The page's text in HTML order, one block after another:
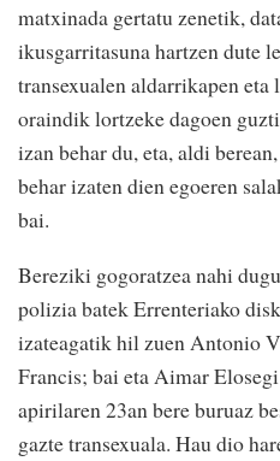
matxinada gertatu zenetik,
ikusgarritasuna hartzen dute
transexualen aldarrikapen eta
oraindik lortzeke dagoen
izan behar du, eta, aldi
behar izaten dien egoeren
bai.
Bereziki gogoratzea nahi
polizia batek Errenteriako
izateagatik hil zuen Antonio
Francis; bai eta Aimar
apirilaren 23an bere buruaz
gazte transexuala. Hau dio